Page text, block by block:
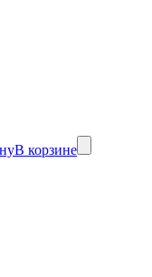
В корзине